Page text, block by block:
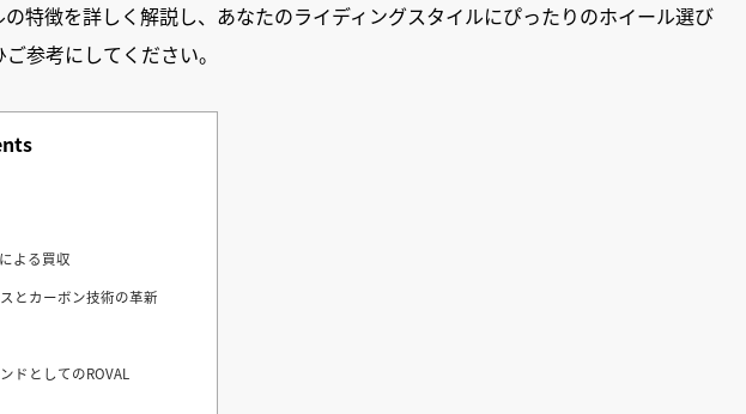
特徴を詳しく解説し、あなたのライディングスタイルにぴったりのホイール選び
参考にしてください。
よる買収
とカーボン技術の革新
ドとしてのROVAL